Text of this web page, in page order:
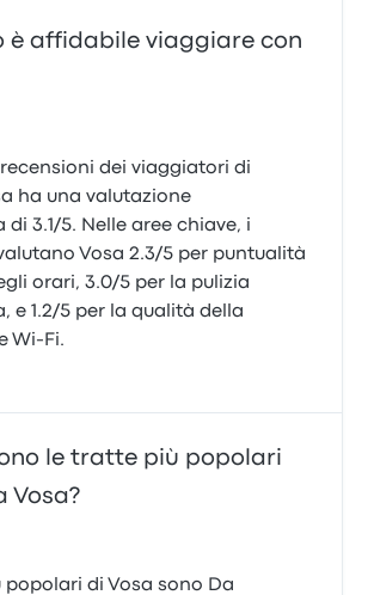
è affidabile viaggiare con
recensioni dei viaggiatori di
ha una valutazione
di 3.1/5. Nelle aree chiave, i
Vosa 2.3/5 per puntualità
orari, 3.0/5 per la pulizia
e 1.2/5 per la qualità della
Wi‑Fi.
le tratte più popolari
Vosa?
popolari di Vosa sono Da